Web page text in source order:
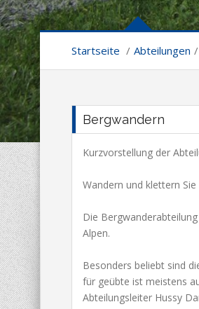
Startseite / Abteilungen /
Bergwandern
Kurzvorstellung der
Wandern und klettern Sie
Die
Alpen.
Besonders beliebt sind
für geübte ist meistens
Abteilungsleiter Hussy